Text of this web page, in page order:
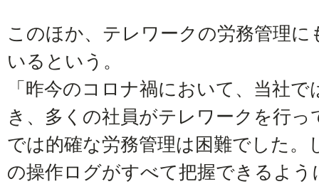
このほか、テレワークの労務管理
いるという。
「昨今のコロナ禍において、当社
き、多くの社員がテレワークを行
では的確な労務管理は困難でした
の操作ログがすべて把握できるよ